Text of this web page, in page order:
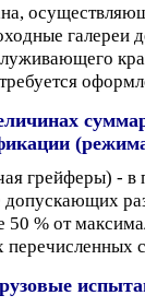
грейферы) - в
% от
перечисленных